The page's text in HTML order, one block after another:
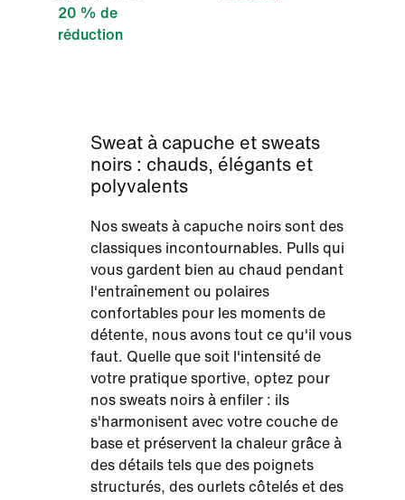
20 % de
réduction
Sweat à capuche et sweats
noirs : chauds, élégants et
polyvalents
Nos sweats à capuche noirs sont des
classiques incontournables. Pulls qui
vous gardent bien au chaud pendant
l'entraînement ou polaires
confortables pour les moments de
détente, nous avons tout ce qu'il vous
faut. Quelle que soit l'intensité de
votre pratique sportive, optez pour
nos sweats noirs à enfiler : ils
s'harmonisent avec votre couche de
base et préservent la chaleur grâce à
des détails tels que des poignets
structurés, des ourlets côtelés et des